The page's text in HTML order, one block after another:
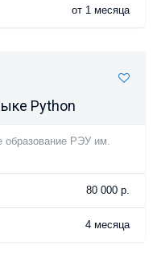
от 1 месяца
Python
образование РЭУ им.
80 000 р.
4 месяца